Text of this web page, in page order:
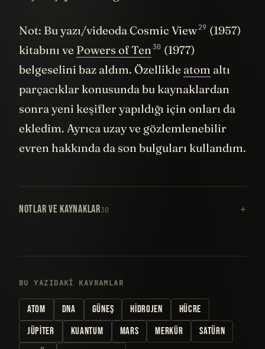
Not: Bu yazı/videoda Cosmic View29 (1957)
kitabını ve Powers of Ten 30 (1977)
belgeselini baz aldım. Özellikle atom altı
parçacıklar konusunda bu kaynaklardan
sonra yeni keşifler yapıldığı için onları da
ekledim. Ayrıca uzay ve gözlemlenebilir
evren hakkında da son bulguları kullandım.
NOTLAR VE KAYNAKLAR30
BU YAZIDAKI KAVRAMLAR
ATOM DNA GÜNEŞ HIDROJEN
HÜCRE
JÜPITER
KUANTUM MARS MERKÜR
SATÜRN